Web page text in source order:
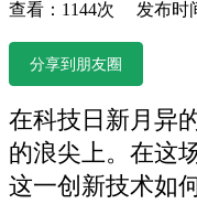
查看：1144次 发布时
分享到朋友圈
在科技日新月异
的浪尖上。在这
这一创新技术如